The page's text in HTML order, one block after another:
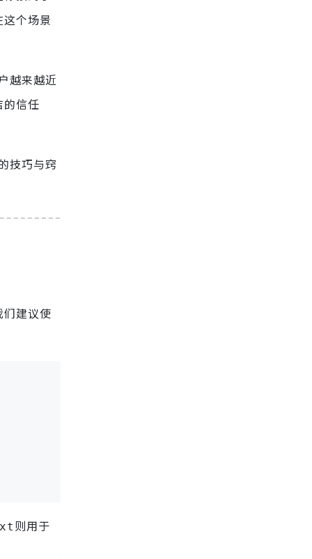
个场景
越来越近
的信任
技巧与窍
建议使
则用于